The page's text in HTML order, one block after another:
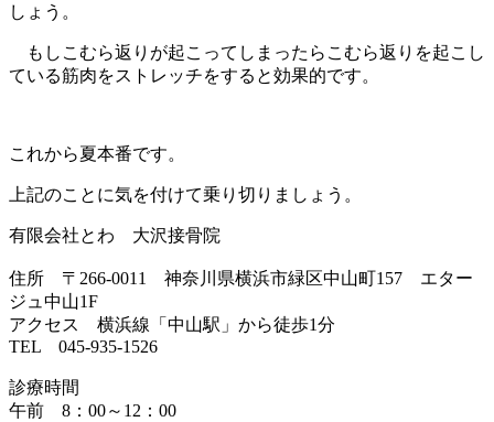
しょう。
もしこむら返りが起こってしまったらこむら返りを起こし
ている筋肉をストレッチをすると効果的です。
これから夏本番です。
上記のことに気を付けて乗り切りましょう。
有限会社とわ 大沢接骨院
住所 〒266-0011 神奈川県横浜市緑区中山町157 エター
ジュ中山1F
アクセス 横浜線「中山駅」から徒歩1分
TEL 045-935-1526
診療時間
午前 8：00～12：00